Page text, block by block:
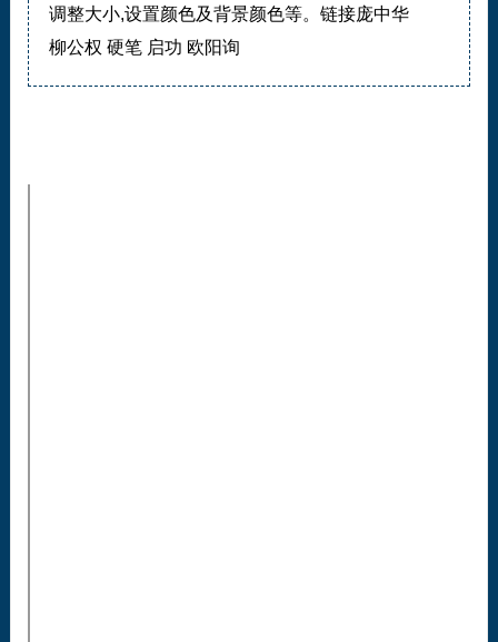
调整大小,设置颜色及背景颜色等。链接庞中华
柳公权 硬笔 启功 欧阳询